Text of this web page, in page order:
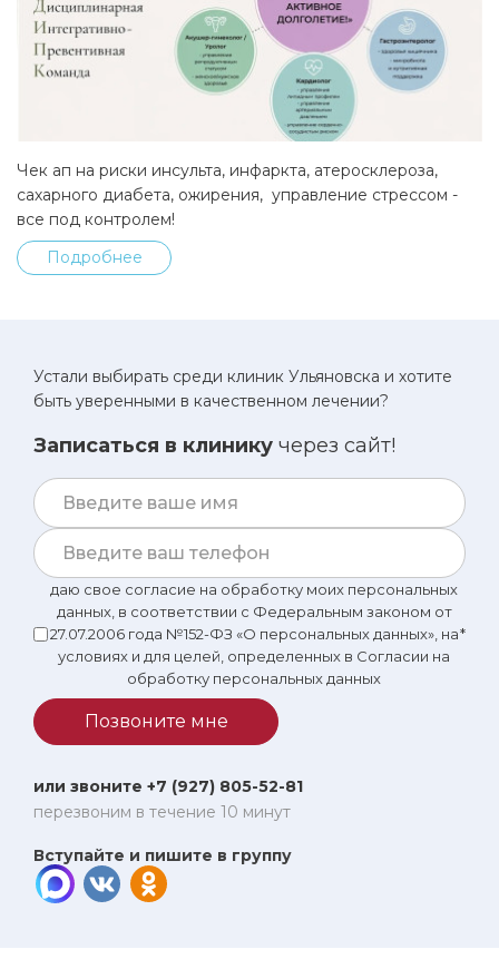
Чек ап на риски инсульта, инфаркта, атеросклероза,
сахарного диабета, ожирения, управление стрессом -
все под контролем!
Подробнее
Устали выбирать среди клиник Ульяновска и хотите
быть уверенными в качественном лечении?
Записаться в клинику через сайт!
даю свое согласие на обработку моих персональных
данных, в соответствии с Федеральным законом от
27.07.2006 года №152-ФЗ «О персональных данных», на
условиях и для целей, определенных в Согласии на
обработку персональных данных
*
Позвоните мне
или звоните +7 (927) 805-52-81
перезвоним в течение 10 минут
Вступайте и пишите в группу